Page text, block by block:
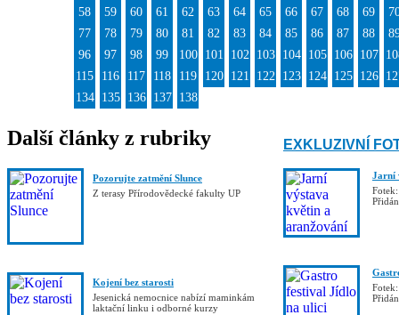
58
59 60 61 62 63 64 65 66 67 68 69
77
78 79 80 81 82 83 84 85 86 87 88
96
97 98 99 100 101 102 103 104 105 106 107
115
116 117 118 119 120 121 122 123 124 125 126
134
135 136 137 138
Další články z rubriky
Pozorujte zatmění Slunce
Z terasy Přírodovědecké fakulty UP
Kojení bez starosti
Jesenická nemocnice nabízí maminkám
laktační linku i odborné kurzy
EXKLUZIVNÍ
Jarní